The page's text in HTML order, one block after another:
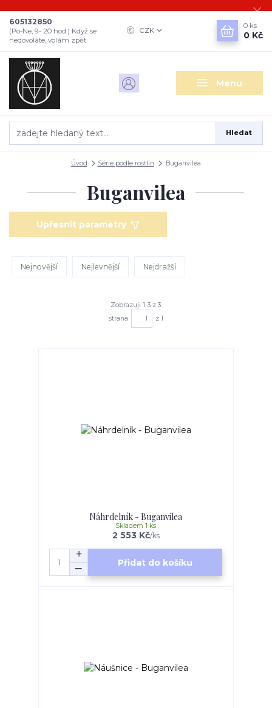
Menu
CZK
Hledat
605132850
(Po-Ne, 9- 20 hod.) Když se
nedovoláte, volám zpět
0 ks
0 Kč
Úvod Série podle rostlin Buganvilea
Buganvilea
Upřesnit parametry
Nejnovější Nejlevnější Nejdražší
Zobrazuji 1-3 z 3
strana
z 1
Náhrdelník - Buganvilea
2 553 Kč/ks
Skladem 1 ks
Přidat do košíku